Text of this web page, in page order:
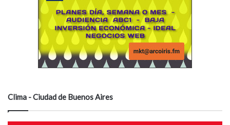
Clima - Ciudad de Buenos Aires